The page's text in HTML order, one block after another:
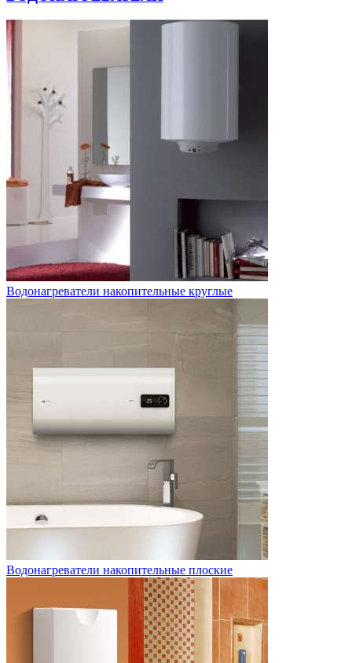
Водонагреватели накопительные круглые
Водонагреватели накопительные плоские